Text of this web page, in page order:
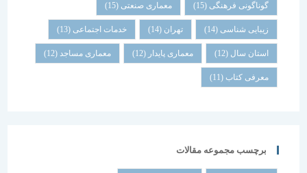
گوناگونی فرهنگی (15) معماری صنعتی(15)
زیبایی شناسی (14) تهران خدمات اجتماعی (13)
استان سال(12) معماری پایدار (12) معماری مساجد(12)
معرفی کتاب(11)
برچسب مجموعه مقالات